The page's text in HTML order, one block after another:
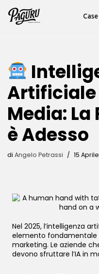
Vai
Artificiale
Media:
è Adesso
di Angelo Petrassi 15
Nel 2025, l’intelligenza
elemento fondamentale
marketing. Le aziende
devono sfruttare l’IA in